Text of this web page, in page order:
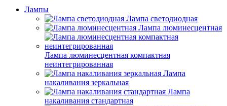
Лампы
Лампа светодиодная
Лампа люминесцентная
Лампа люминесцентная компактная
неинтегрированная
Лампа
накаливания зеркальная
Лампа
накаливания стандартная